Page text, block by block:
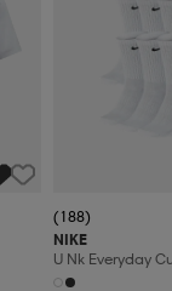
(188)
NIKE
U Nk Everyday
6pr-Bd